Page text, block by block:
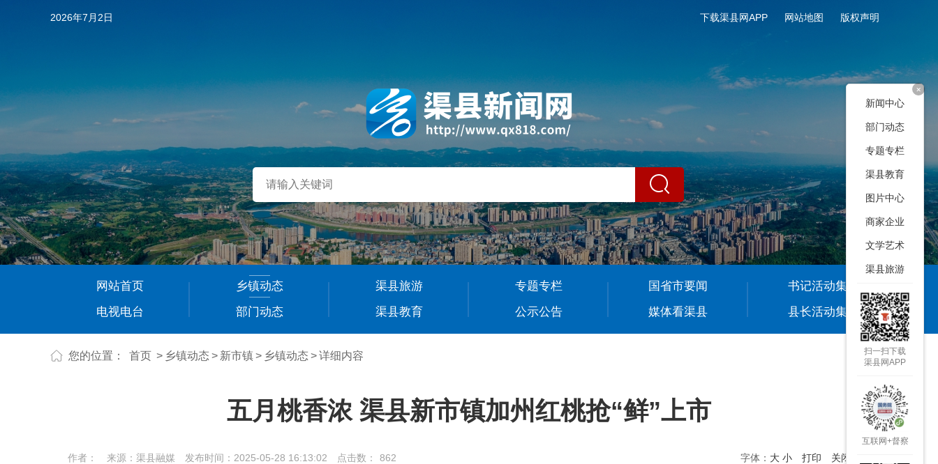
下载渠县网APP 网站地图 版权声明
2026年7月2日
网站首页 乡镇动态 渠县旅游 专题专栏 国省市要闻
书记活动集
电视电台
部门动态 渠县教育 公示公告 媒体看渠县 县长活动集
您的位置： 首页 > 乡镇动态> 新市镇> 乡镇动态>详细内容
五月桃香浓 渠县新市镇加州红桃抢“鲜”上市
字体： 大 小 打印 关闭本页
作者： 来源：渠县融媒 发布时间：2025-05-28 16:13:02 点击数： 862
+
新闻中心
部门动态
专题专栏
渠县教育
图片中心
商家企业
文学艺术
渠县旅游
扫一扫下载
渠县网APP
互联网+督察